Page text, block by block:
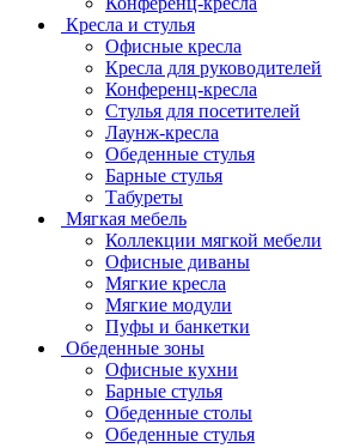
Кресла и стулья
Офисные кресла
Кресла для руководителей
Конференц-кресла
Стулья для посетителей
Лаунж-кресла
Обеденные стулья
Барные стулья
Табуреты
Мягкая мебель
Коллекции мягкой мебели
Офисные диваны
Мягкие кресла
Мягкие модули
Пуфы и банкетки
Обеденные зоны
Офисные кухни
Барные стулья
Обеденные столы
Обеденные стулья